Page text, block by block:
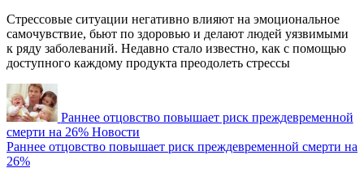
Стрессовые ситуации негативно влияют на эмоциональное
самочувствие, бьют по здоровью и делают людей уязвимыми
к ряду заболеваний. Недавно стало известно, как с помощью
доступного каждому продукта преодолеть стрессы
Раннее отцовство повышает риск преждевременной
смерти на 26% Новости
Раннее отцовство повышает риск преждевременной смерти на
26%